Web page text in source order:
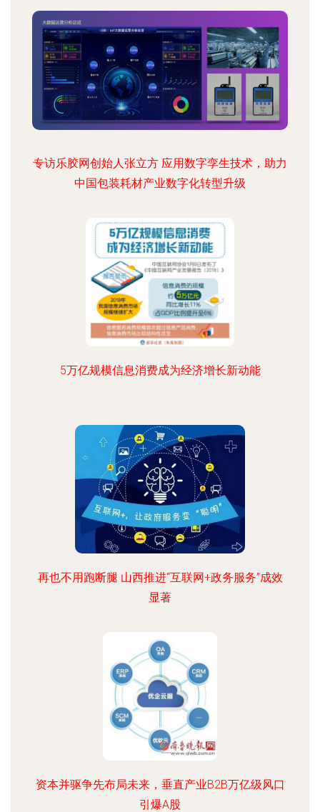
专访乐胶网创始人张立方 应用数字孪生技术，助力
中国包装耗材产业数字化转型升级
5万亿规模信息消费成为经济增长新动能
再也不用跑断腿 山西推进“互联网+政务服务”成效
显著
资本并驱争先布局未来，垂直产业B2B万亿级风口
引爆A股